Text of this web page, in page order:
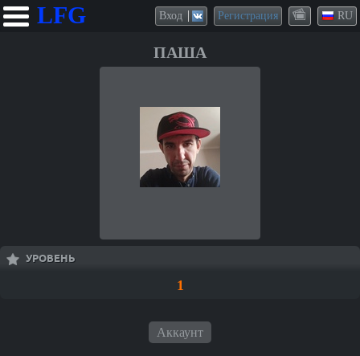
LFG Вход Регистрация RU
ПАША
УРОВЕНЬ
1
Аккаунт